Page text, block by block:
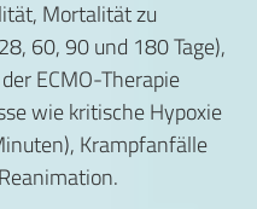
Mortalität zu
60, 90 und 180 Tage),
ECMO-Therapie
wie kritische Hypoxie
Krampfanfälle